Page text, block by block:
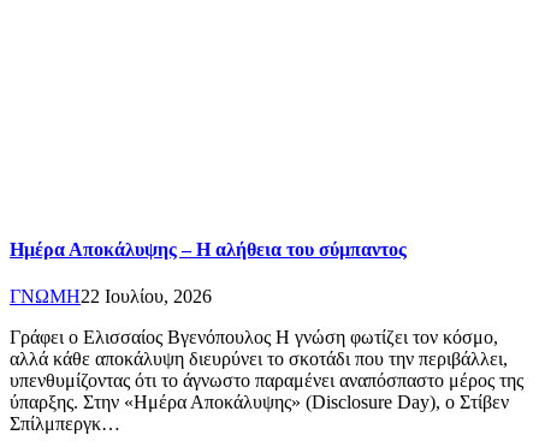
Ημέρα Αποκάλυψης – Η αλήθεια του σύμπαντος
ΓΝΩΜΗ22 Ιουλίου, 2026
Γράφει ο Ελισσαίος Βγενόπουλος Η γνώση φωτίζει τον κόσμο,
αλλά κάθε αποκάλυψη διευρύνει το σκοτάδι που την περιβάλλει,
υπενθυμίζοντας ότι το άγνωστο παραμένει αναπόσπαστο μέρος της
ύπαρξης. Στην «Ημέρα Αποκάλυψης» (Disclosure Day), ο Στίβεν
Σπίλμπεργκ…